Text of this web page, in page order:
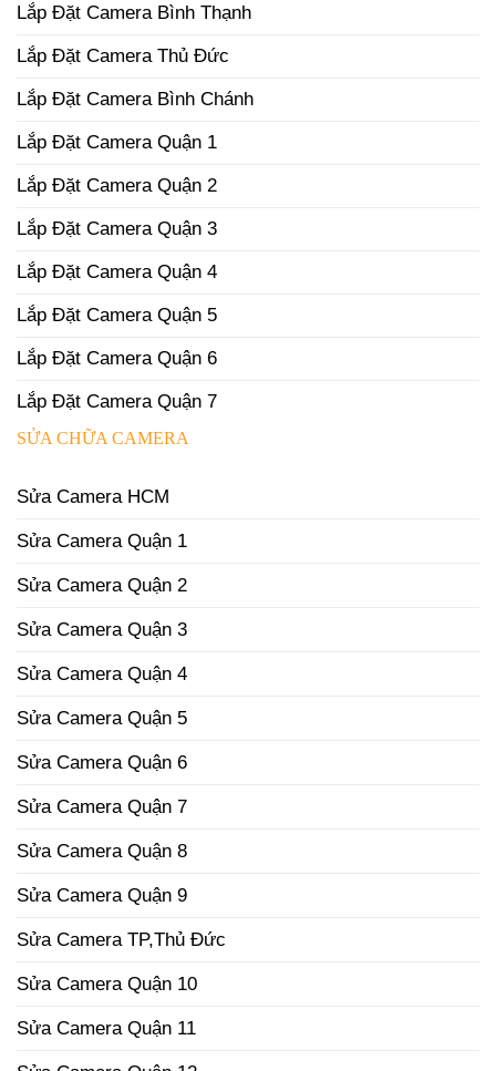
Lắp Đặt Camera Bình Thạnh
Lắp Đặt Camera Thủ Đức
Lắp Đặt Camera Bình Chánh
Lắp Đặt Camera Quận 1
Lắp Đặt Camera Quận 2
Lắp Đặt Camera Quận 3
Lắp Đặt Camera Quận 4
Lắp Đặt Camera Quận 5
Lắp Đặt Camera Quận 6
Lắp Đặt Camera Quận 7
SỬA CHỮA CAMERA
Sửa Camera HCM
Sửa Camera Quận 1
Sửa Camera Quận 2
Sửa Camera Quận 3
Sửa Camera Quận 4
Sửa Camera Quận 5
Sửa Camera Quận 6
Sửa Camera Quận 7
Sửa Camera Quận 8
Sửa Camera Quận 9
Sửa Camera TP,Thủ Đức
Sửa Camera Quận 10
Sửa Camera Quận 11